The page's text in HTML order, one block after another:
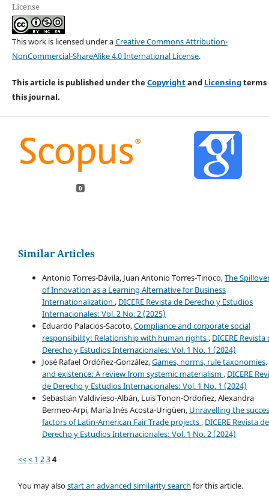
License
This work is licensed under aCreative Commons Attribution-
NonCommercial-ShareAlike 4.0 International License.
This article is published under theCopyrightand Licensingterms
this journal.
0
Similar Articles
Antonio Torres-Dávila, Juan Antonio Torres-Tinoco,The
of Innovation as a Learning Alternative for Business
Internationalization , DICERE Revista de Derecho y Estudios
Internacionales: Vol. 2 No. 2 (2025)
Eduardo Palacios-Sacoto,Compliance and corporate social
responsibility: Relationship with human rights, DICERE Revista
Derecho y Estudios Internacionales: Vol. 1 No. 1 (2024)
José Rafael Ordóñez-González,Games, norms, rule taxonomies,
and existence: A review from systemic materialism, DICERE
de Derecho y Estudios Internacionales: Vol. 1 No. 1 (2024)
Sebastián Valdivieso-Albán, Luis Tonon-Ordoñez, Alexandra
Bermeo-Arpi, María Inés Acosta-Urigüen, Unravelling the
factors of Latin-American Fair Trade projects, DICERE Revista de
Derecho y Estudios Internacionales: Vol. 1 No. 2 (2024)
<<< 1 234
You may alsostart an advanced similarity search for this article.